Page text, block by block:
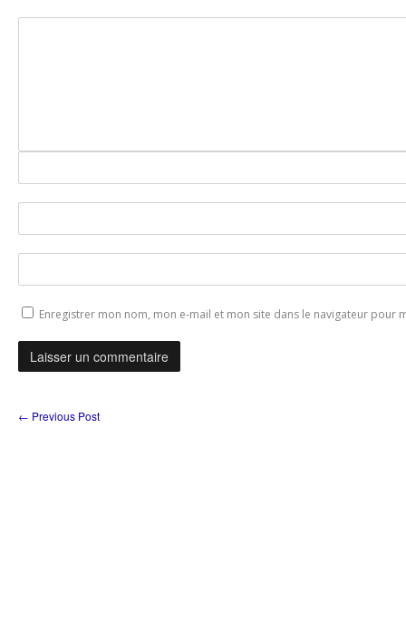
Enregistrer mon nom, mon e-mail et mon site dans le navigateur pour
← Previous Post